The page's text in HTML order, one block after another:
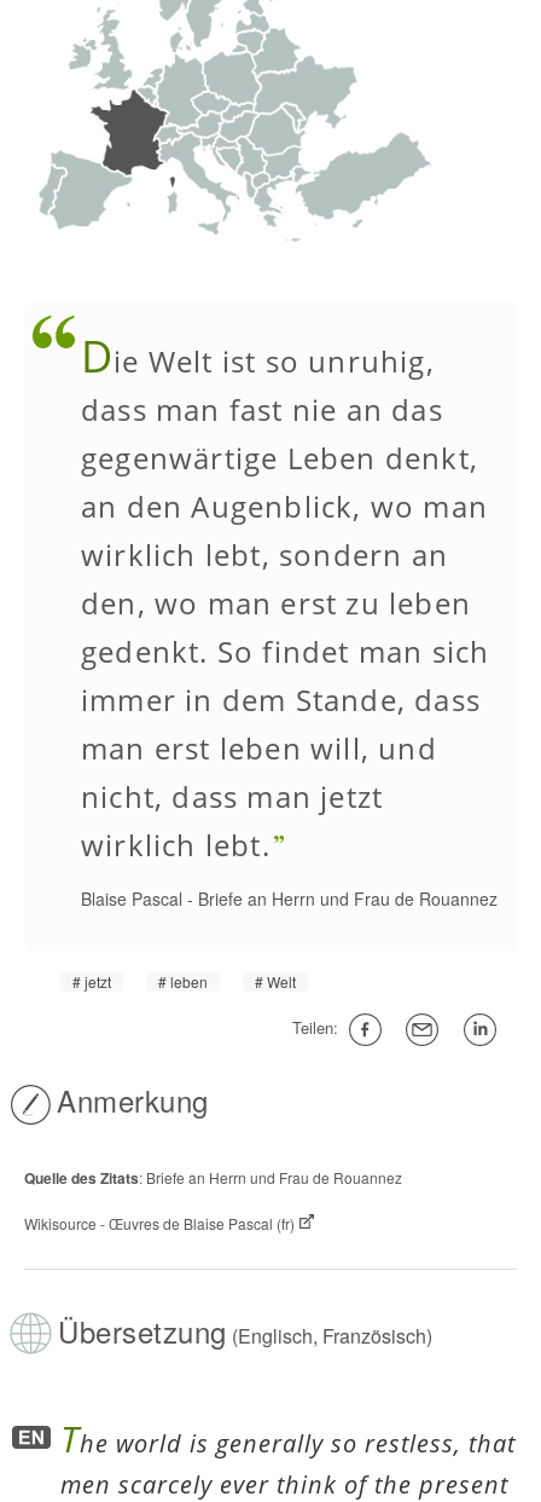
Die Welt ist so unruhig,
dass man fast nie an das
gegenwärtige Leben denkt,
an den Augenblick, wo man
wirklich lebt, sondern an
den, wo man erst zu leben
gedenkt. So findet man sich
immer in dem Stande, dass
man erst leben will, und
nicht, dass man jetzt
wirklich lebt.
Blaise Pascal - Briefe an Herrn und Frau de Rouannez
jetzt leben Welt
Teilen:
Anmerkung
Quelle des Zitats: Briefe an Herrn und Frau de Rouannez
Wikisource - Œuvres de Blaise Pascal (fr)
Übersetzung (Englisch, Französisch)
The world is generally so restless, that
men scarcely ever think of the present